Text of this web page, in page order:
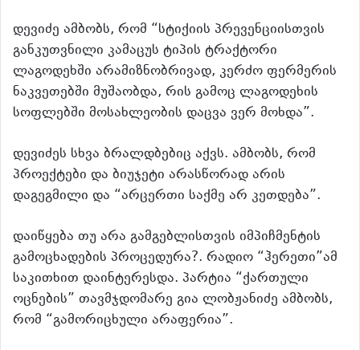
დევიძე ამბობს, რომ “სტიქიის პრევენციისთვის
განკუთვნილი კამაცუს ტიპის ტრაქტორი
ლაგოდეხში არამიზნობრივად, კერძო ფერმერის
ნაკვეთებში მუშაობდა, რის გამოც ლაგოდეხის
სოფლებში მოსახლეობის დაცვა ვერ მოხდა”.
დევიძეს სხვა ბრალდბებიც აქვს. ამბობს, რომ
პროექტები და ბიუჯეტი არასწორად არის
დაგეგმილი და “არცერთი საქმე არ კეთდება”.
დაიწყება თუ არა გამგებლისთვის იმპიჩმენტის
გამოცხადების პროცედურა?. რადიო “ჰერეთი”ამ
საკითხით დაინტერესდა. პარტია “ქართული
ოცნების” თავმჯდომარე გია ლობჟანიძე ამბობს,
რომ “გამორიცხული არაფერია”.